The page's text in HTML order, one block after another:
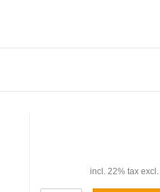
incl. 22% tax excl.